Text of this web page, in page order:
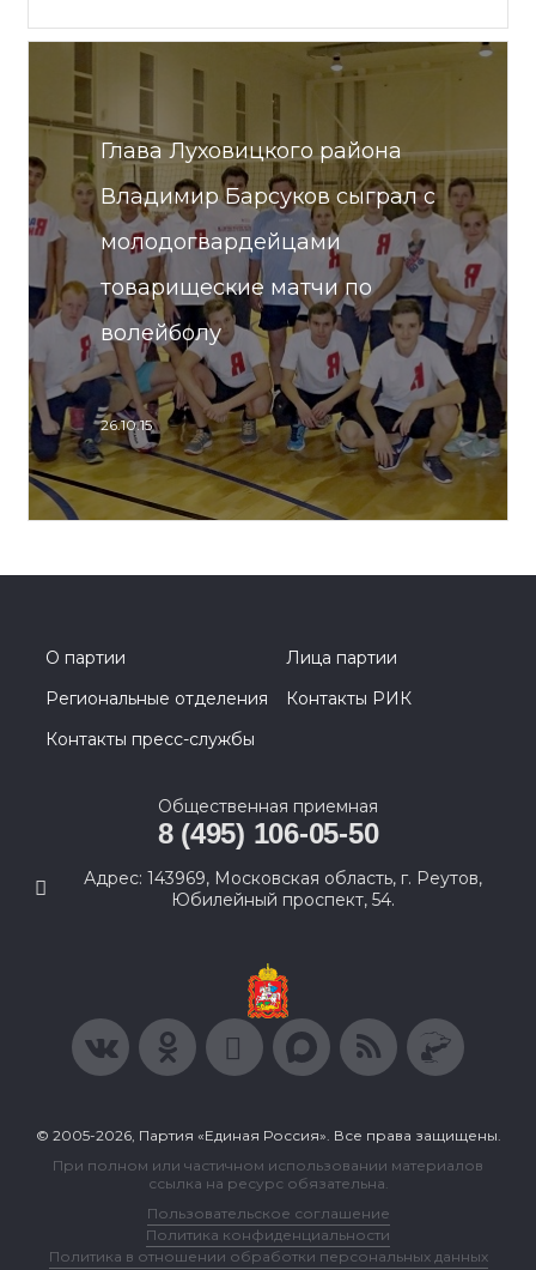
Глава Луховицкого района
Владимир Барсуков сыграл с
молодогвардейцами
товарищеские матчи по
волейболу
26.10.15
О партии
Лица партии
Региональные отделения
Контакты РИК
Контакты пресс-службы
Общественная приемная
8 (495) 106-05-50
Адрес: 143969, Московская область, г. Реутов,
Юбилейный проспект, 54.
© 2005-2026, Партия «Единая Россия». Все права защищены.
При полном или частичном использовании материалов
ссылка на ресурс обязательна.
Пользовательское соглашение
Политика конфиденциальности
Политика в отношении обработки персональных данных